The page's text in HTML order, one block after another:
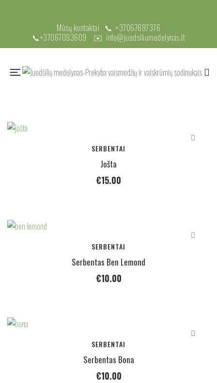
Mūsų kontaktai 📞 +37067697376
📞+37067093609 ✉️ info@juodsiliumedelynas.lt
SERBENTAI
Jošta
€15.00
SERBENTAI
Serbentas Ben Lemond
€10.00
SERBENTAI
Serbentas Bona
€10.00